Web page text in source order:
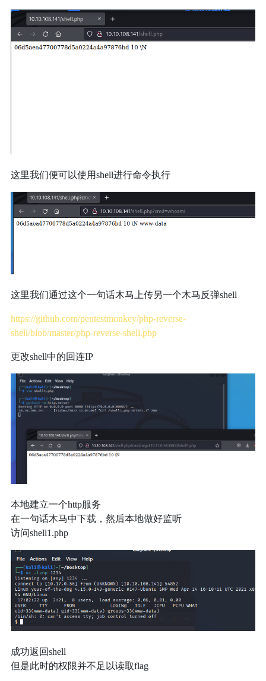
这里我们便可以使用shell进行命令执行
这里我们通过这个一句话木马上传另一个木马反弹shell
https://github.com/pentestmonkey/php-reverse-
shell/blob/master/php-reverse-shell.php
更改shell中的回连IP
本地建立一个http服务
在一句话木马中下载，然后本地做好监听
访问shell1.php
成功返回shell
但是此时的权限并不足以读取flag